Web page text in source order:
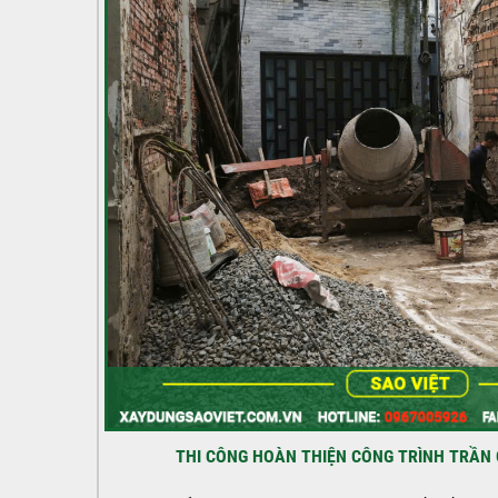
THI CÔNG HOÀN THIỆN CÔNG TRÌNH TRẦN